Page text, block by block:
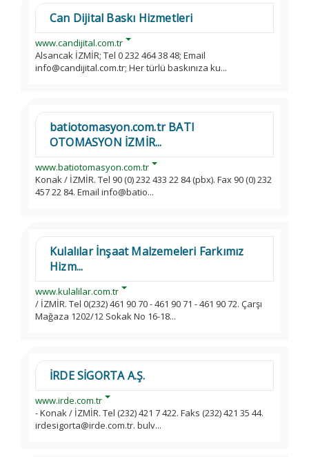
Can Dijital Baskı Hizmetleri
www.candijital.com.tr
Alsancak İZMİR; Tel 0 232 464 38 48; Email
info@candijital.com.tr; Her türlü baskınıza ku...
batiotomasyon.com.tr BATI
OTOMASYON İZMİR...
www.batiotomasyon.com.tr
Konak / İZMİR. Tel 90 (0) 232 433 22 84 (pbx). Fax 90 (0) 232
457 22 84. Email info@batio...
Kulalılar İnşaat Malzemeleri Farkımız
Hizm...
www.kulalilar.com.tr
/ İZMİR. Tel 0(232) 461 90 70 - 461 90 71 - 461 90 72. Çarşı
Mağaza 1202/12 Sokak No 16-18...
İRDE SİGORTA A.Ş.
www.irde.com.tr
- Konak / İZMİR. Tel (232) 421 7 422. Faks (232) 421 35 44.
irdesigorta@irde.com.tr. bulv...